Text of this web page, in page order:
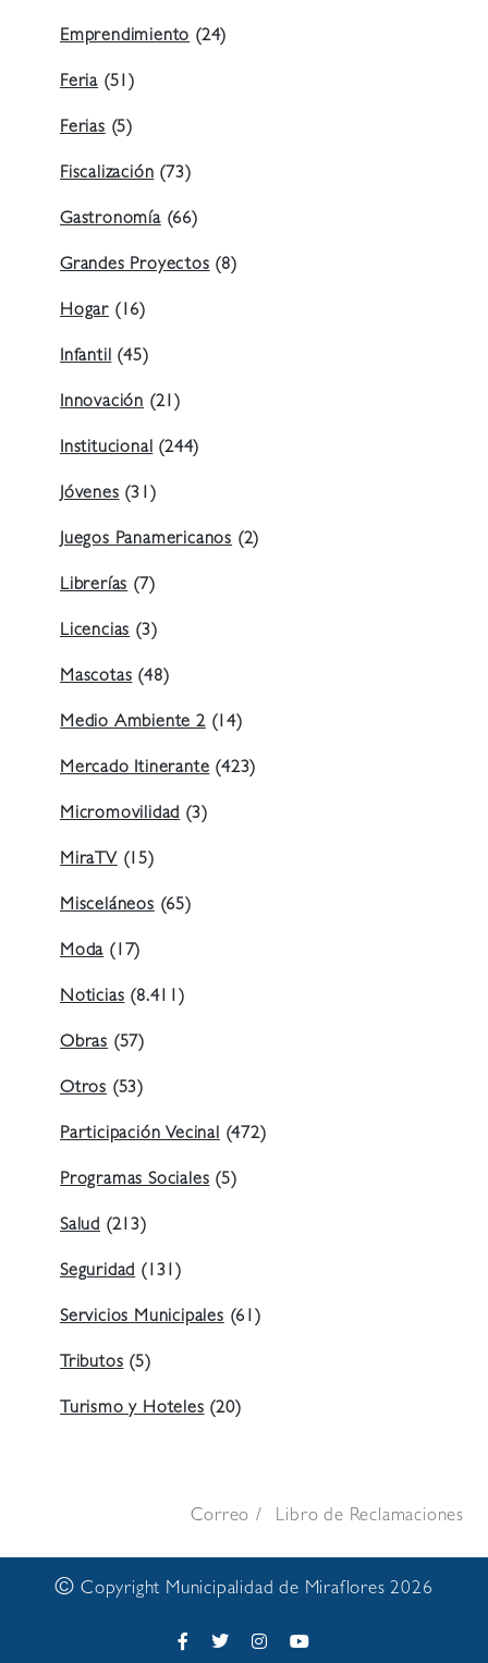
Emprendimiento (24)
Feria (51)
Ferias (5)
Fiscalización (73)
Gastronomía(66)
Grandes Proyectos (8)
Hogar (16)
Infantil (45)
Innovación (21)
Institucional (244)
Jóvenes (31)
Juegos Panamericanos (2)
Librerías (7)
Licencias (3)
Mascotas (48)
Medio Ambiente 2(14)
Mercado Itinerante (423)
Micromovilidad (3)
MiraTV (15)
Misceláneos (65)
Moda (17)
Noticias (8.411)
Obras (57)
Otros (53)
Participación Vecinal (472)
Programas Sociales (5)
Salud (213)
Seguridad (131)
Servicios Municipales (61)
Tributos (5)
Turismo y Hoteles (20)
Correo Libro de Reclamaciones
© Copyright Municipalidad de Miraflores 2026